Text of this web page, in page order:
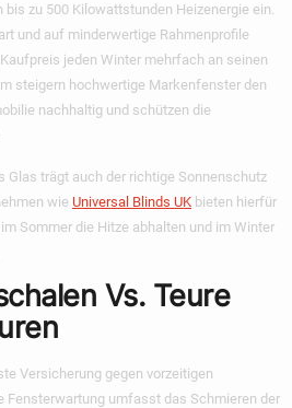
bis zu 500 Kilowattstunden Heizenergie ein.
und auf minderwertige Rahmenprofile
jeden Winter mehrfach an seinen
steigern hochwertige Markenfenster den
nachhaltig und schützen die
Glas trägt auch der richtige Sonnenschutz
wie Universal Blinds UK bieten hierfür
Sommer die Hitze abhalten und im Winter
Vs. Teure
Versicherung gegen vorzeitigen
Fensterwartung umfasst das Schmieren der